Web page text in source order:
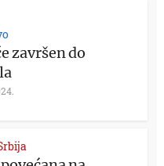
završen do